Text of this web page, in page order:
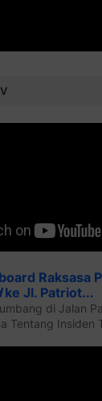
Raksasa
ke Jl. Patriot...
di Jalan
Tentang Insiden